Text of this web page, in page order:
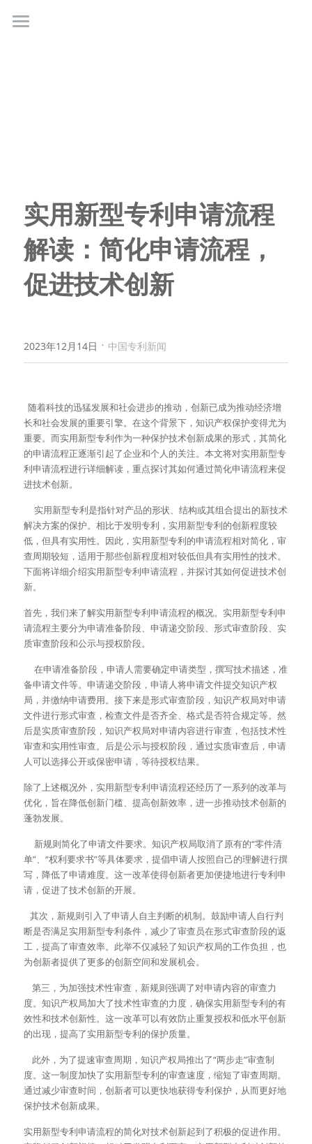
联系我们
行业新闻
实用新型专利申请流程
解读：简化申请流程，
促进技术创新
2023年12月14日 · 中国专利新闻
长和社会发展的重要引擎。在这个背景下，知识产权保护变得尤为
重要。而实用新型专利作为一种保护技术创新成果的形式，其简化
的申请流程正逐渐引起了企业和个人的关注。本文将对实用新型专
利申请流程进行详细解读，重点探讨其如何通过简化申请流程来促
进技术创新。
解决方案的保护。相比于发明专利，实用新型专利的创新程度较
低，但具有实用性。因此，实用新型专利的申请流程相对简化，审
查周期较短，适用于那些创新程度相对较低但具有实用性的技术。
下面将详细介绍实用新型专利申请流程，并探讨其如何促进技术创
新。
首先，我们来了解实用新型专利申请流程的概况。实用新型专利申
请流程主要分为申请准备阶段、申请递交阶段、形式审查阶段、实
质审查阶段和公示与授权阶段。
备申请文件等。申请递交阶段，申请人将申请文件提交知识产权
局，并缴纳申请费用。接下来是形式审查阶段，知识产权局对申请
文件进行形式审查，检查文件是否齐全、格式是否符合规定等。然
后是实质审查阶段，知识产权局对申请内容进行审查，包括技术性
审查和实用性审查。后是公示与授权阶段，通过实质审查后，申请
人可以选择公开或保密申请，等待授权结果。
除了上述概况外，实用新型专利申请流程还经历了一系列的改革与
优化，旨在降低创新门槛、提高创新效率，进一步推动技术创新的
蓬勃发展。
单”、“权利要求书”等具体要求，提倡申请人按照自己的理解进行撰
写，降低了申请难度。这一改革使得创新者更加便捷地进行专利申
请，促进了技术创新的开展。
断是否满足实用新型专利条件，减少了审查员在形式审查阶段的返
工，提高了审查效率。此举不仅减轻了知识产权局的工作负担，也
为创新者提供了更多的创新空间和发展机会。
度。知识产权局加大了技术性审查的力度，确保实用新型专利的有
效性和技术创新性。这一改革可以有效防止重复授权和低水平创新
的出现，提高了实用新型专利的保护质量。
度。这一制度加快了实用新型专利的审查速度，缩短了审查周期。
通过减少审查时间，创新者可以更快地获得专利保护，从而更好地
保护技术创新成果。
实用新型专利申请流程的简化对技术创新起到了积极的促进作用。